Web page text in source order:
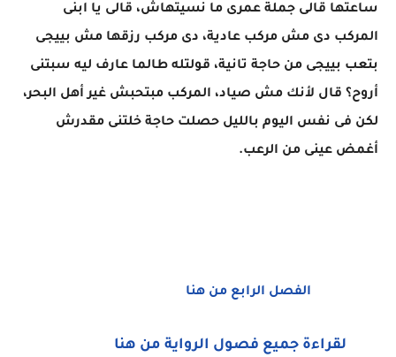
ساعتها قالى جملة عمرى ما نسيتهاش، قالى يا ابنى
المركب دى مش مركب عادية، دى مركب رزقها مش بييجى
بتعب بييجى من حاجة تانية، قولتله طالما عارف ليه سبتنى
أروح؟ قال لأنك مش صياد، المركب مبتحبش غير أهل البحر،
لكن فى نفس اليوم بالليل حصلت حاجة خلتنى مقدرش
أغمض عينى من الرعب.
الفصل الرابع من هنا
لقراءة جميع فصول الرواية من هنا